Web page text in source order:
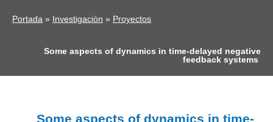
Portada » Investigación » Proyectos
Some aspects of dynamics in time-delayed negative
feedback systems
Some aspects of dynamics in time-